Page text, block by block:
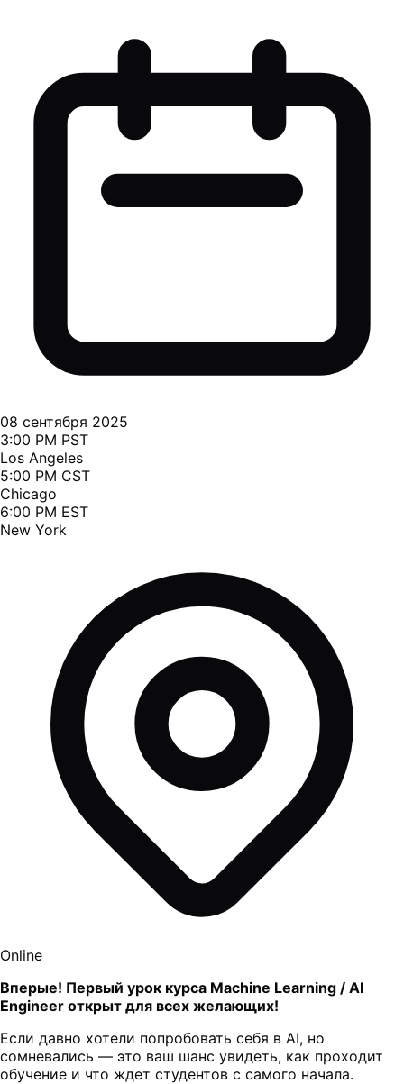
08 сентября 2025
3:00 PM PST
Los Angeles
5:00 PM CST
Chicago
6:00 PM EST
New York
Online
Вперые! Первый урок курса Machine Learning / AI
Engineer открыт для всех желающих!
Если давно хотели попробовать себя в AI, но
сомневались — это ваш шанс увидеть, как проходит
обучение и что ждет студентов с самого начала.